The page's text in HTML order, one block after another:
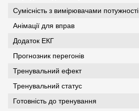
Сумісність з вимірювачами потужності
Анімації для вправ
Додаток ЕКГ
Прогнозник перегонів
Тренувальний ефект
Тренувальний статус
Готовність до тренування